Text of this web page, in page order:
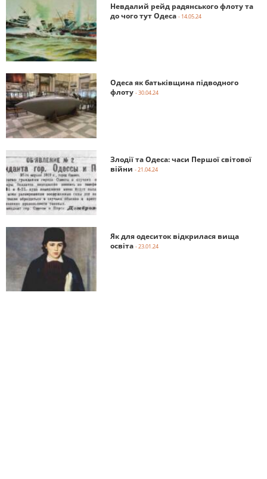
Невдалий рейд радянського флоту та
до чого тут Одеса - 14.05.24
Одеса як батьківщина підводного
флоту - 30.04.24
Злодії та Одеса: часи Першої світової
війни - 21.04.24
Як для одеситок відкрилася вища
освіта - 23.01.24